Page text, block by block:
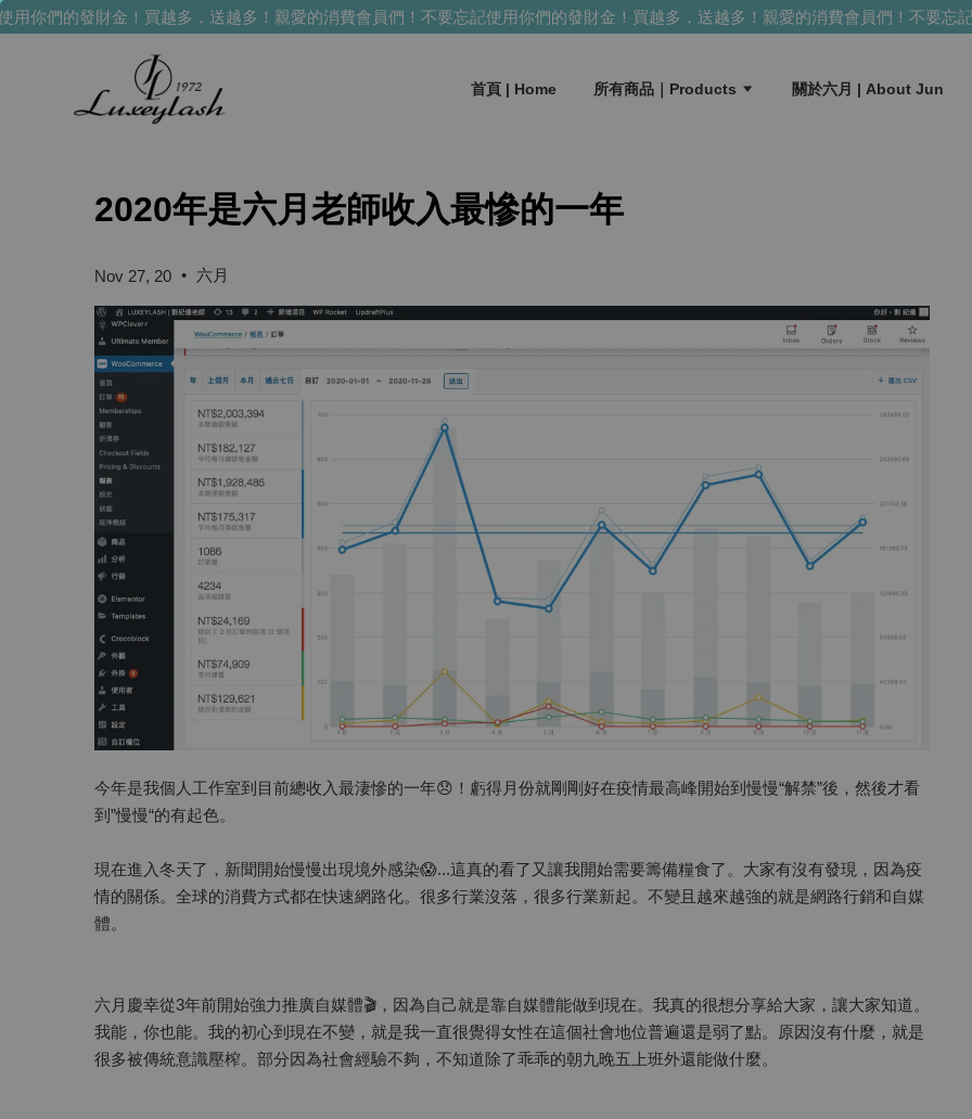
你們的發財金！買越多，送越多！親愛的消費會員們！不要忘記使用你們的發財金！買越多，送越多！親愛的消費會員們！不要忘記
首頁 | Home 所有商品｜Products 關於六月 | About Jun
2020年是六月老師收入最慘的一年
Nov 27, 20 • 六月
今年是我個人工作室到目前總收入最淒慘的一年😞！虧得月份就剛剛好在疫情最高峰開始到慢慢“解禁”後，然後才看
到”慢慢“的有起色。
現在進入冬天了，新聞開始慢慢出現境外感染😱...這真的看了又讓我開始需要籌備糧食了。大家有沒有發現，因為疫
情的關係。全球的消費方式都在快速網路化。很多行業沒落，很多行業新起。不變且越來越強的就是網路行銷和自媒
體。
六月慶幸從3年前開始強力推廣自媒體🎬，因為自己就是靠自媒體能做到現在。我真的很想分享給大家，讓大家知道。
我能，你也能。我的初心到現在不變，就是我一直很覺得女性在這個社會地位普遍還是弱了點。原因沒有什麼，就是
很多被傳統意識壓榨。部分因為社會經驗不夠，不知道除了乖乖的朝九晚五上班外還能做什麼。